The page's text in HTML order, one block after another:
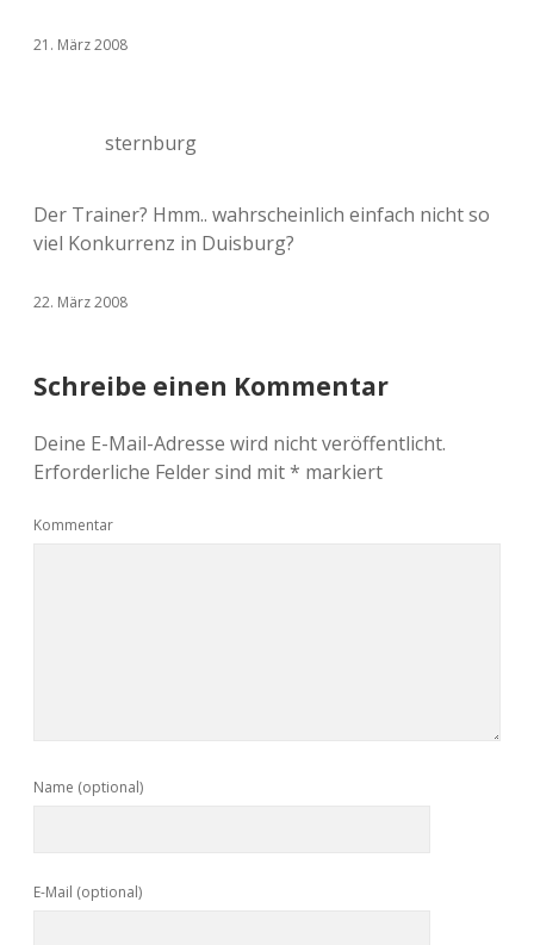
21. März 2008
sternburg
Der Trainer? Hmm.. wahrscheinlich einfach nicht so
viel Konkurrenz in Duisburg?
22. März 2008
Schreibe einen Kommentar
Deine E-Mail-Adresse wird nicht veröffentlicht.
Erforderliche Felder sind mit* markiert
Kommentar
Name (optional)
E-Mail (optional)